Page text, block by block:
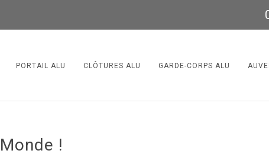
PORTAIL ALU CLÔTURES ALU GARDE-CORPS ALU
!